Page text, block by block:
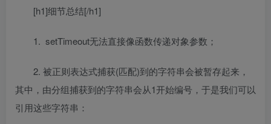
[h1]细节总结[/h1]
1. setTimeout无法直接像函数传递对象参数；
2. 被正则表达式捕获(匹配)到的字符串会被暂存起来，
其中，由分组捕获到的字符串会从1开始编号，于是我们可以
引用这些字符串：